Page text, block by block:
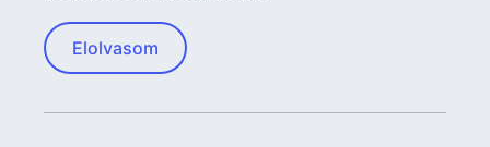
Elolvasom